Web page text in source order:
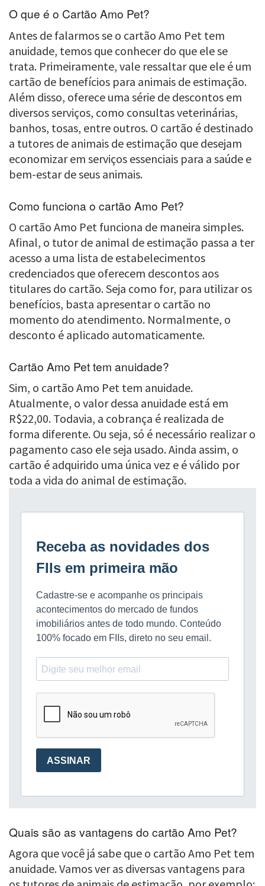
O que é o Cartão Amo Pet?
Antes de falarmos se o cartão Amo Pet tem
anuidade, temos que conhecer do que ele se
trata. Primeiramente, vale ressaltar que ele é um
cartão de benefícios para animais de estimação.
Além disso, oferece uma série de descontos em
diversos serviços, como consultas veterinárias,
banhos, tosas, entre outros. O cartão é destinado
a tutores de animais de estimação que desejam
economizar em serviços essenciais para a saúde e
bem-estar de seus animais.
Como funciona o cartão Amo Pet?
O cartão Amo Pet funciona de maneira simples.
Afinal, o tutor de animal de estimação passa a ter
acesso a uma lista de estabelecimentos
credenciados que oferecem descontos aos
titulares do cartão. Seja como for, para utilizar os
benefícios, basta apresentar o cartão no
momento do atendimento. Normalmente, o
desconto é aplicado automaticamente.
Cartão Amo Pet tem anuidade?
Sim, o cartão Amo Pet tem anuidade.
Atualmente, o valor dessa anuidade está em
R$22,00. Todavia, a cobrança é realizada de
forma diferente. Ou seja, só é necessário realizar o
pagamento caso ele seja usado. Ainda assim, o
cartão é adquirido uma única vez e é válido por
toda a vida do animal de estimação.
Quais são as vantagens do cartão Amo Pet?
Agora que você já sabe que o cartão Amo Pet tem
anuidade. Vamos ver as diversas vantagens para